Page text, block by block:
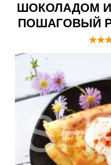
ШОКОЛАДОМ
ПОШАГОВЫЙ